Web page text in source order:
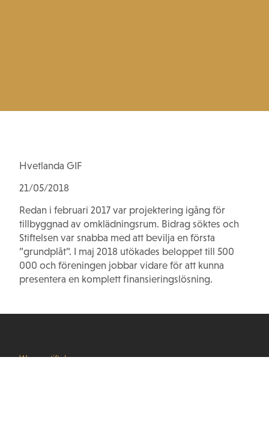
Hvetlanda GIF
21/05/2018
Redan i februari 2017 var projektering igång för
tillbyggnad av omklädningsrum. Bidrag söktes och
Stiftelsen var snabba med att bevilja en första
”grundplåt”. I maj 2018 utökades beloppet till 500
000 och föreningen jobbar vidare för att kunna
presentera en komplett finansieringslösning.
Wernerstiftelser